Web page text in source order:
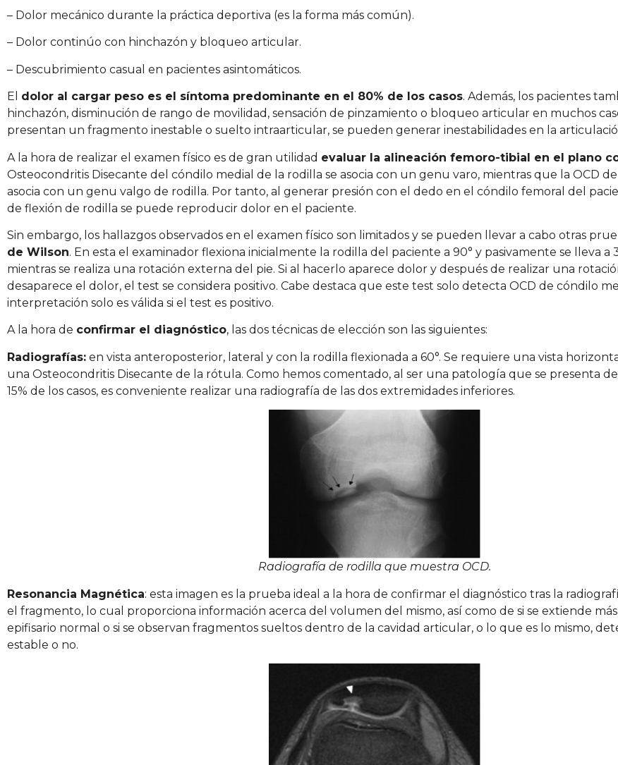
– Dolor mecánico durante la práctica deportiva (es la forma más común).
– Dolor continúo con hinchazón y bloqueo articular.
– Descubrimiento casual en pacientes asintomáticos.
El dolor al cargar peso es el síntoma predominante en el 80% de los casos. Además, los pacientes
hinchazón, disminución de rango de movilidad, sensación de pinzamiento o bloqueo articular en muchos
presentan un fragmento inestable o suelto intraarticular, se pueden generar inestabilidades en la
A la hora de realizar el examen físico es de gran utilidad evaluar la alineación femoro-tibial en el plano
Osteocondritis Disecante del cóndilo medial de la rodilla se asocia con un genu varo, mientras que la OCD
asocia con un genu valgo de rodilla. Por tanto, al generar presión con el dedo en el cóndilo femoral del
de flexión de rodilla se puede reproducir dolor en el paciente.
Sin embargo, los hallazgos observados en el examen físico son limitados y se pueden llevar a cabo otras
de Wilson. En esta el examinador flexiona inicialmente la rodilla del paciente a 90° y pasivamente se lleva a
mientras se realiza una rotación externa del pie. Si al hacerlo aparece dolor y después de realizar una
desaparece el dolor, el test se considera positivo. Cabe destaca que este test solo detecta OCD de cóndilo
interpretación solo es válida si el test es positivo.
A la hora de confirmar el diagnóstico, las dos técnicas de elección son las siguientes:
Radiografías: en vista anteroposterior, lateral y con la rodilla flexionada a 60°. Se requiere una vista
una Osteocondritis Disecante de la rótula. Como hemos comentado, al ser una patología que se presenta
15% de los casos, es conveniente realizar una radiografía de las dos extremidades inferiores.
Radiografía de rodilla que muestra OCD.
Resonancia Magnética: esta imagen es la prueba ideal a la hora de confirmar el diagnóstico tras la
el fragmento, lo cual proporciona información acerca del volumen del mismo, así como de si se extiende
epifisario normal o si se observan fragmentos sueltos dentro de la cavidad articular, o lo que es lo mismo,
estable o no.